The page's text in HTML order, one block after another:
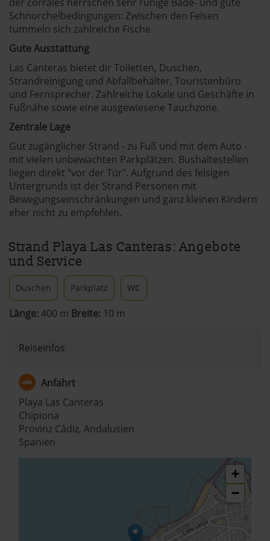
Schnorchelbedingungen: Zwischen den Felsen
tummeln sich zahlreiche Fische.
Gute Ausstattung
Las Canteras bietet dir Toiletten, Duschen,
Strandreinigung und Abfallbehälter, Touristenbüro
und Fernsprecher. Zahlreiche Lokale und Geschäfte in
Fußnähe sowie eine ausgewiesene Tauchzone.
Zentrale Lage
Gut zugänglicher Strand - zu Fuß und mit dem Auto -
mit vielen unbewachten Parkplätzen. Bushaltestellen
liegen direkt "vor der Tür". Aufgrund des felsigen
Untergrunds ist der Strand Personen mit
Bewegungseinschränkungen und ganz kleinen Kindern
eher nicht zu empfehlen.
Strand Playa Las Canteras: Angebote
und Service
Duschen Parkplatz WC
Länge:400 m Breite: 10 m
Reiseinfos
Anfahrt
Playa Las Canteras
Chipiona
Provinz Cádiz, Andalusien
Spanien
+
−